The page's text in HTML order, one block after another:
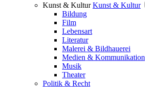
Kunst & Kultur Kunst & Kultur
Bildung
Film
Lebensart
Literatur
Malerei & Bildhauerei
Medien & Kommunikation
Musik
Theater
Politik & Recht